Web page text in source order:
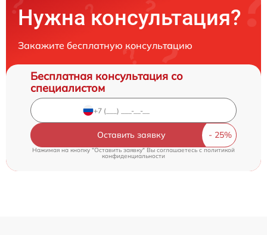
Нужна консультация?
Закажите бесплатную консультацию
Бесплатная консультация со
специалистом
Оставить заявку
Нажимая на кнопку "Оставить заявку" Вы соглашаетесь c политикой
конфиденциальности